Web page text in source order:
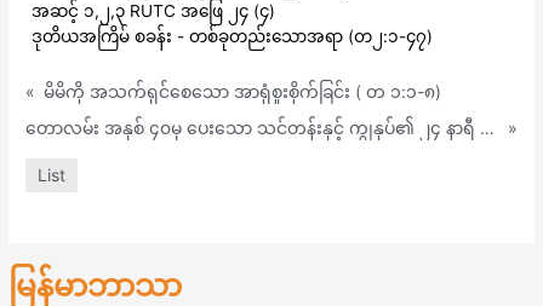
မြန်မာဘာသာ
အဆင့် ၁,၂,၃ RUTC အဖြေ ၂၄ (၄)
ဒုတိယအကြိမ် စခန်း - တစ်ခုတည်းသောအရာ (တ၂:၁-၄၇)
« မိမိကို အသက်ရှင်စေသော အာရုံစူးစိုက်ခြင်း ( တ ၁:၁-၈)
တောလမ်း အနှစ် ၄၀မှ ပေးသော သင်တန်းနှင့် ကျွနုပ်၏ ၂၄ နာရီ (တရား၆:၁-၉)
»
List